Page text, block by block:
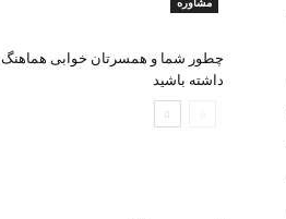
مشاوره
چطور شما و همسرتان خوابی هماهنگ
داشته باشید